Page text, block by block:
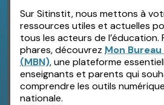
Sur Sitinstit, nous mettons à
ressources utiles et actuelles
tous les acteurs de l’éducation.
phares, découvrez Mon
(MBN), une plateforme
enseignants et parents qui
comprendre les outils
nationale.